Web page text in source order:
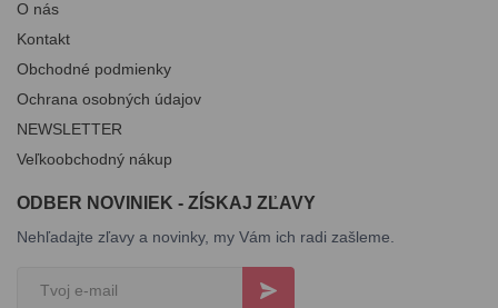
O nás
Kontakt
Obchodné podmienky
Ochrana osobných údajov
NEWSLETTER
Veľkoobchodný nákup
ODBER NOVINIEK - ZÍSKAJ ZĽAVY
Nehľadajte zľavy a novinky, my Vám ich radi zašleme.